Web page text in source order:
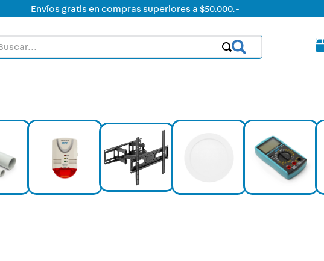
Envíos gratis en compras superiores a $50.000.-